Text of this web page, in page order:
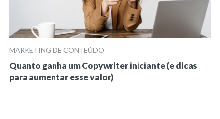
MARKETING DE CONTEÚDO
Quanto ganha um Copywriter iniciante (e dicas
para aumentar esse valor)